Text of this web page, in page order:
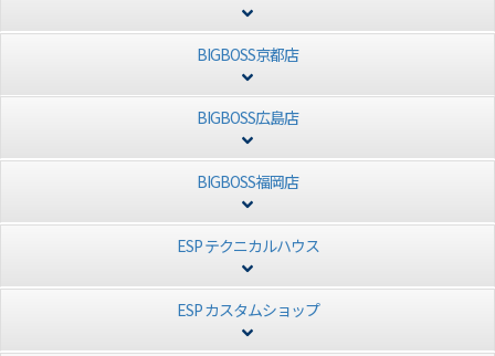
BIGBOSS京都店
BIGBOSS広島店
BIGBOSS福岡店
ESP テクニカルハウス
ESP カスタムショップ